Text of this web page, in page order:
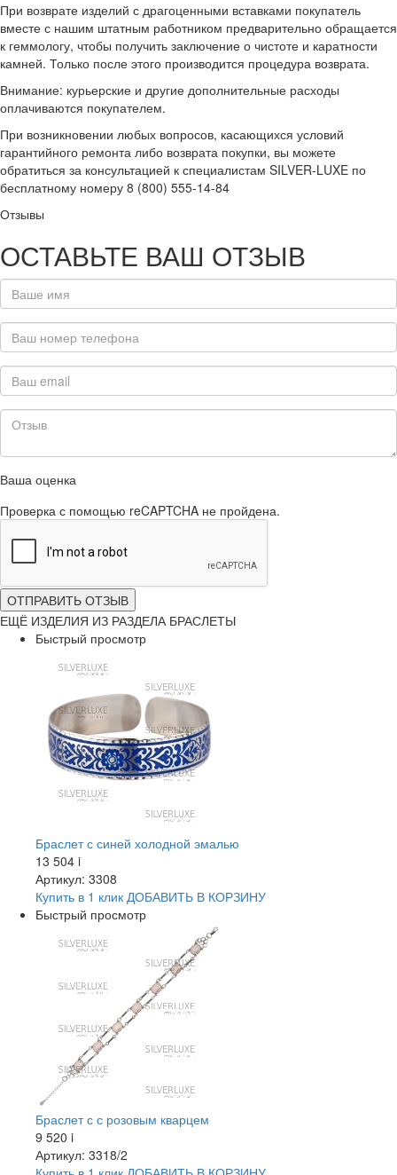
При возврате изделий с драгоценными вставками покупатель
вместе с нашим штатным работником предварительно обращается
к геммологу, чтобы получить заключение о чистоте и каратности
камней. Только после этого производится процедура возврата.
Внимание: курьерские и другие дополнительные расходы
оплачиваются покупателем.
При возникновении любых вопросов, касающихся условий
гарантийного ремонта либо возврата покупки, вы можете
обратиться за консультацией к специалистам SILVER-LUXE по
бесплатному номеру 8 (800) 555-14-84
Отзывы
ОСТАВЬТЕ ВАШ ОТЗЫВ
Ваша оценка
Проверка с помощью reCAPTCHA не пройдена.
ОТПРАВИТЬ ОТЗЫВ
ЕЩЁ ИЗДЕЛИЯ ИЗ РАЗДЕЛА БРАСЛЕТЫ
Быстрый просмотр
Браслет с синей холодной эмалью
13 504 i
Артикул: 3308
Купить в 1 клик ДОБАВИТЬ В КОРЗИНУ
Быстрый просмотр
Браслет с с розовым кварцем
9 520 i
Артикул: 3318/2